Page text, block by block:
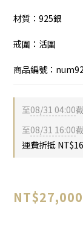
材質：925銀
戒圍：活圍
商品編號：
至08/31 04:00
至08/31 16:00
運費折抵
NT$27,000